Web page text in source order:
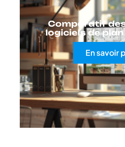
Comparatif
logiciels de
En savoir